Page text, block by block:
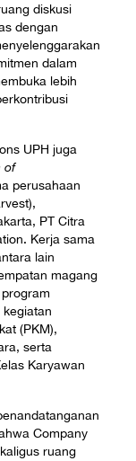
diskusi
dengan
dalam
lebih
UPH juga
of
perusahaan
PT Citra
Kerja sama
lain
magang
(PKM),
serta
Karyawan
Company
ruang